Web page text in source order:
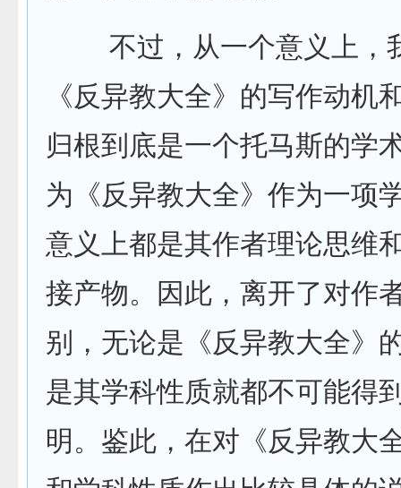
不过，从一个意义上，
《反异教大全》的写作动机
归根到底是一个托马斯的学
为《反异教大全》作为一项
意义上都是其作者理论思维
接产物。因此，离开了对作
别，无论是《反异教大全》
是其学科性质就都不可能得
明。鉴此，在对《反异教大